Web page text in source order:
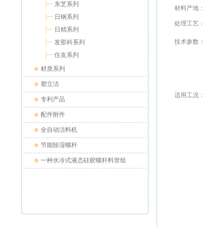
东芝系列
日钢系列
日精系列
发那科系列
住友系列
材质系列
塑立洁
专利产品
配件附件
全自动洁料机
节能除湿螺杆
一种水冷式液态硅胶螺杆料管组
材料产地：
处理工艺：
技术参数：
适用工况：